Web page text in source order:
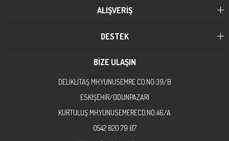
ALIŞVERİŞ
DESTEK
BİZE ULAŞIN
DELİKLİTAŞ MH.YUNUSEMRE CD.NO:39/B
ESKİŞEHİR/ODUNPAZARI
KURTULUŞ MH.YUNUSEMERECD.NO:46/A
0542 820 79 87